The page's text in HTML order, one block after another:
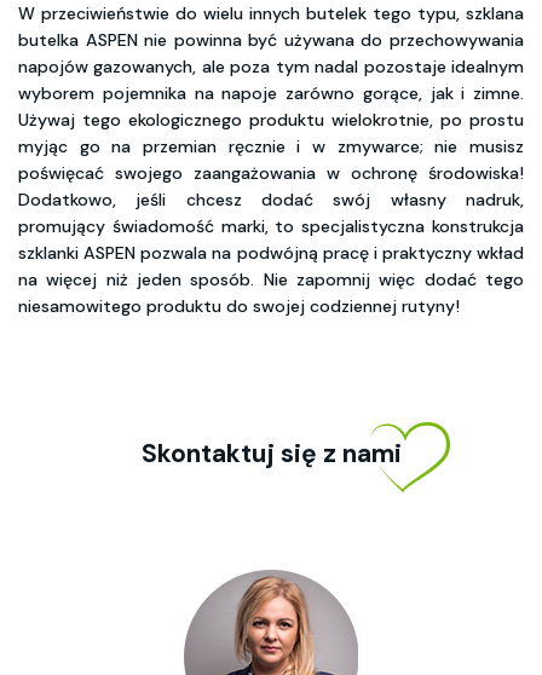
W przeciwieństwie do wielu innych butelek tego typu, szklana
butelka ASPEN nie powinna być używana do przechowywania
napojów gazowanych, ale poza tym nadal pozostaje idealnym
wyborem pojemnika na napoje zarówno gorące, jak i zimne.
Używaj tego ekologicznego produktu wielokrotnie, po prostu
myjąc go na przemian ręcznie i w zmywarce; nie musisz
poświęcać swojego zaangażowania w ochronę środowiska!
Dodatkowo, jeśli chcesz dodać swój własny nadruk,
promujący świadomość marki, to specjalistyczna konstrukcja
szklanki ASPEN pozwala na podwójną pracę i praktyczny wkład
na więcej niż jeden sposób. Nie zapomnij więc dodać tego
niesamowitego produktu do swojej codziennej rutyny!
Skontaktuj się z nami